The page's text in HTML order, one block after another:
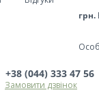
грн.
+38 (044) 333 47 56
Замовити дзвінок